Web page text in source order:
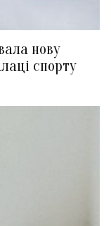
нову
спорту